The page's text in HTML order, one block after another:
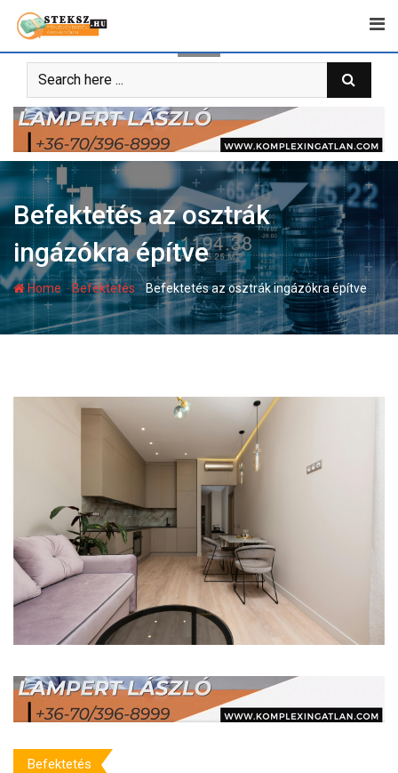
content
Befektetés az osztrák
ingázókra építve
Home -Befektetés -Befektetés az osztrák ingázókra építve
Befektetés